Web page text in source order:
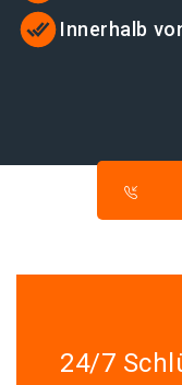
Innerhalb
24/7